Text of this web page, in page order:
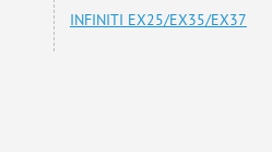
INFINITI EX25/EX35/EX37